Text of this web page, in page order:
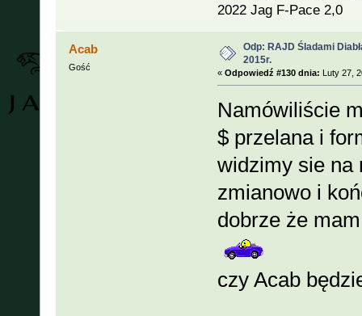
2022 Jag F-Pace 2,0
Acab
Gość
Odp: RAJD Śladami
2015r.
« Odpowiedź #130 dnia: Luty 27,
Namówiliście
$ przelana i
widzimy sie na
zmianowo i
dobrze że
czy Acab